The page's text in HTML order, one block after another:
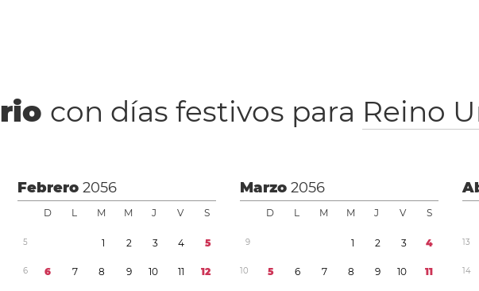
con días festivos para Reino
Febrero2056
D L M M J V S
5 1 2 3 4 5
6 6 7 8 9 10 11 12
Marzo2056
D L M M J V S
9 1 2 3 4
10 5 6 7 8 9 10 11
13
14